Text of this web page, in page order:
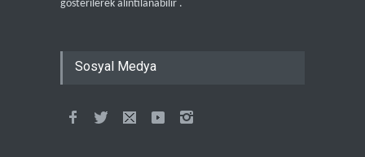
gösterilerek alıntılanabilir .
Sosyal Medya